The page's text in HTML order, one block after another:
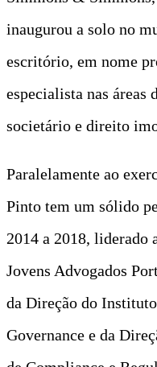
inaugurou a solo no
escritório, em nome
especialista nas
societário e direito
Paralelamente ao
Pinto tem um sólido
2014 a 2018, liderado
Jovens Advogados
da Direção do
Governance e da